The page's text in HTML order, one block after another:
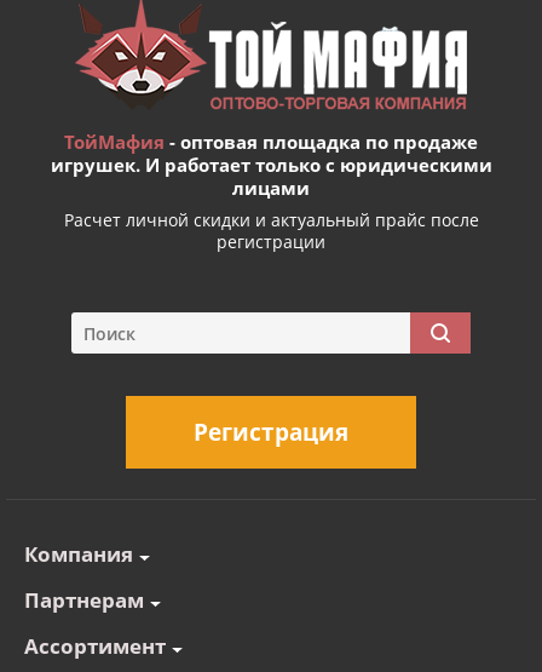
ТойМафия - оптовая площадка по продаже
игрушек. И работает только с юридическими
лицами
Расчет личной скидки и актуальный прайс после
регистрации
Регистрация
Компания
Партнерам
Ассортимент